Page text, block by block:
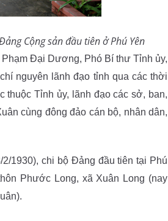
Cộng sản đầu tiên ở Phú Yên
Đại Dương, Phó Bí thư Tỉnh ủy,
nguyên lãnh đạo tỉnh qua các thời
thuộc Tỉnh ủy, lãnh đạo các sở, ban,
cùng đông đảo cán bộ, nhân dân,
1930), chi bộ Đảng đầu tiên tại Phú
Phước Long, xã Xuân Long (nay